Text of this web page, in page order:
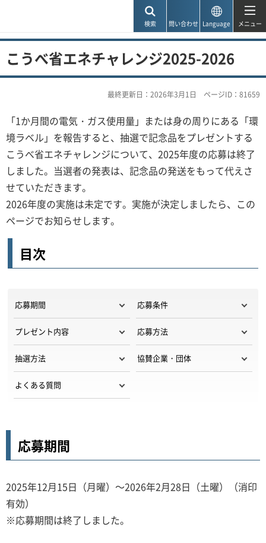
検索 問い合わせ Language メニュー
こうべ省エネチャレンジ2025-2026
最終更新日：2026年3月1日 ページID：81659
「1か月間の電気・ガス使用量」または身の周りにある「環
境ラベル」を報告すると、抽選で記念品をプレゼントする
こうべ省エネチャレンジについて、2025年度の応募は終了
しました。当選者の発表は、記念品の発送をもって代えさ
せていただきます。
2026年度の実施は未定です。実施が決定しましたら、この
ページでお知らせします。
目次
応募期間 応募条件
プレゼント内容 応募方法
抽選方法 協賛企業・団体
よくある質問
応募期間
2025年12月15日（月曜）～2026年2月28日（土曜）（消印
有効）
※応募期間は終了しました。